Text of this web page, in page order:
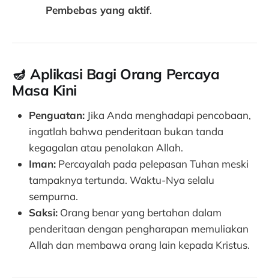
Pembebas yang aktif.
🪔Aplikasi Bagi Orang Percaya
Masa Kini
Penguatan: Jika Anda menghadapi pencobaan,
ingatlah bahwa penderitaan bukan tanda
kegagalan atau penolakan Allah.
Iman: Percayalah pada pelepasan Tuhan meski
tampaknya tertunda. Waktu-Nya selalu
sempurna.
Saksi: Orang benar yang bertahan dalam
penderitaan dengan pengharapan memuliakan
Allah dan membawa orang lain kepada Kristus.